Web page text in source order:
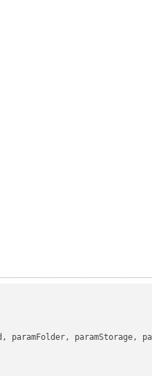
paramFolder, paramStorage,